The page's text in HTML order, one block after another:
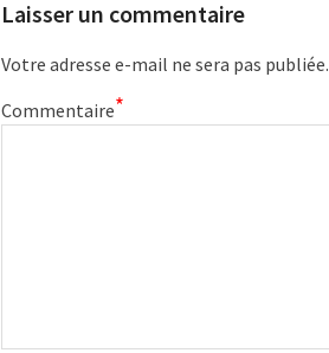
Laisser un commentaire
Votre adresse e-mail ne sera pas publiée.
Commentaire*